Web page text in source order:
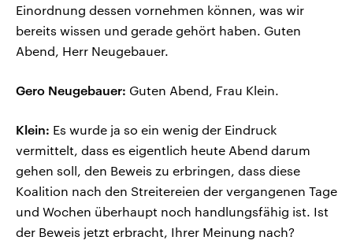
Einordnung dessen vornehmen können, was wir
bereits wissen und gerade gehört haben. Guten
Abend, Herr Neugebauer.
Gero Neugebauer: Guten Abend, Frau Klein.
Klein: Es wurde ja so ein wenig der Eindruck
vermittelt, dass es eigentlich heute Abend darum
gehen soll, den Beweis zu erbringen, dass diese
Koalition nach den Streitereien der vergangenen Tage
und Wochen überhaupt noch handlungsfähig ist. Ist
der Beweis jetzt erbracht, Ihrer Meinung nach?